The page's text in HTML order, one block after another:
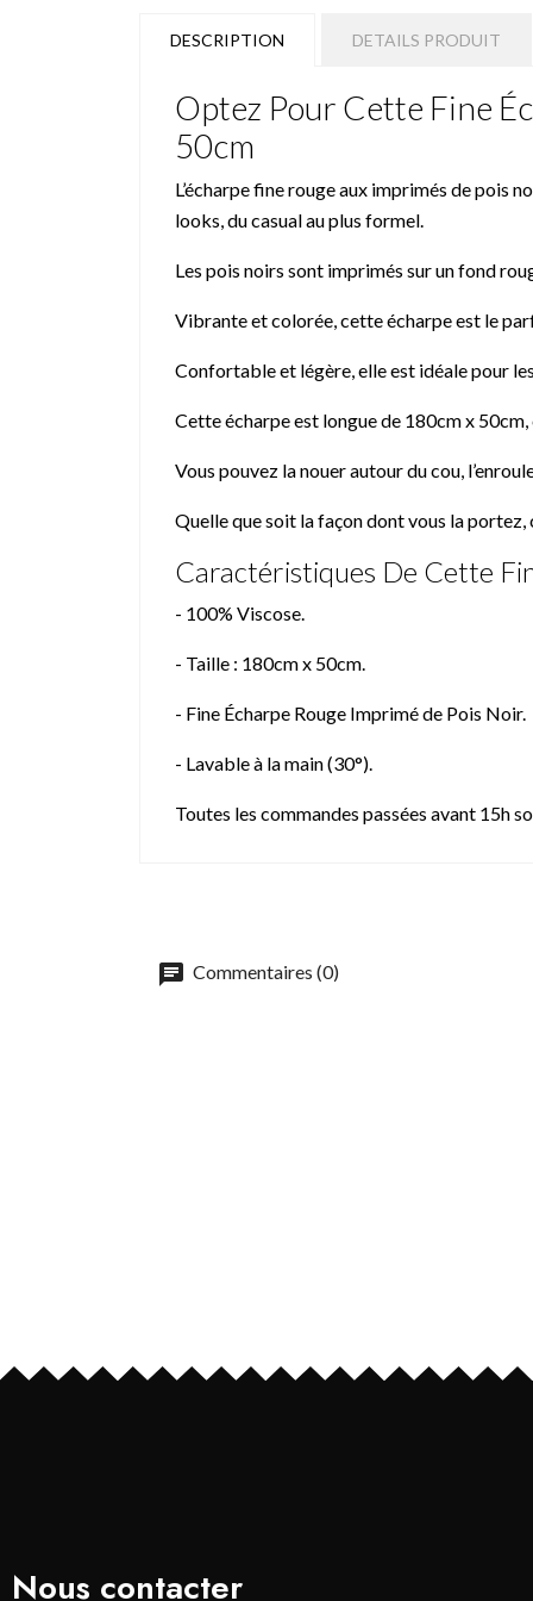
DESCRIPTION DETAILS PRODUIT
Optez Pour Cette Fine
50cm
L’écharpe fine rouge aux imprimés de pois
looks, du casual au plus formel.
Les pois noirs sont imprimés sur un fond
Vibrante et colorée, cette écharpe est le
Confortable et légère, elle est idéale pour
Cette écharpe est longue de 180cm x
Vous pouvez la nouer autour du cou,
Quelle que soit la façon dont vous la
Caractéristiques De Cette
- 100% Viscose.
- Taille : 180cm x 50cm.
- Fine Écharpe Rouge Imprimé de Pois Noir.
- Lavable à la main (30°).
Toutes les commandes passées avant 15h
Commentaires (0)
Nous contacter